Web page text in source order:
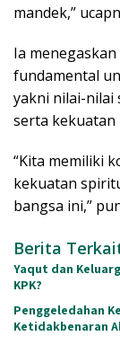
mandek,”
Ia
fundamental
yakni nilai-nilai
serta kekuatan
“Kita memiliki
kekuatan
bangsa ini,”
Berita
Yaqut dan
KPK?
Penggeledahan
Ketidakbenaran